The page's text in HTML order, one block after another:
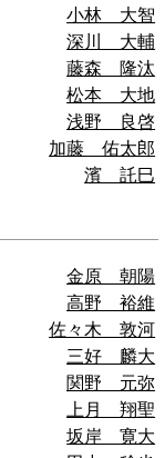
小林 大智
深川 大輔
藤森 隆汰
松本 大地
浅野 良啓
加藤 佑太郎
濱 託巳
金原 朝陽
高野 裕維
佐々木 敦河
三好 麟大
関野 元弥
上月 翔聖
坂岸 寛大